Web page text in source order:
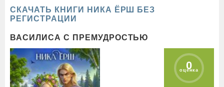
СКАЧАТЬ КНИГИ НИКА ЁРШ БЕЗ
РЕГИСТРАЦИИ
ВАСИЛИСА С ПРЕМУДРОСТЬЮ
0
оценка